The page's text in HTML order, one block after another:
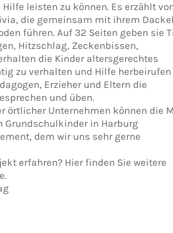
leisten zu können. Es erzählt
die gemeinsam mit ihrem Dackel
führen. Auf 32 Seiten geben sie
Hitzschlag, Zeckenbissen,
die Kinder altersgerechtes
zu verhalten und Hilfe herbeirufen
Erzieher und Eltern die
und üben.
örtlicher Unternehmen können die
Grundschulkinder in Harburg
dem wir uns sehr gerne
erfahren? Hier finden Sie weitere